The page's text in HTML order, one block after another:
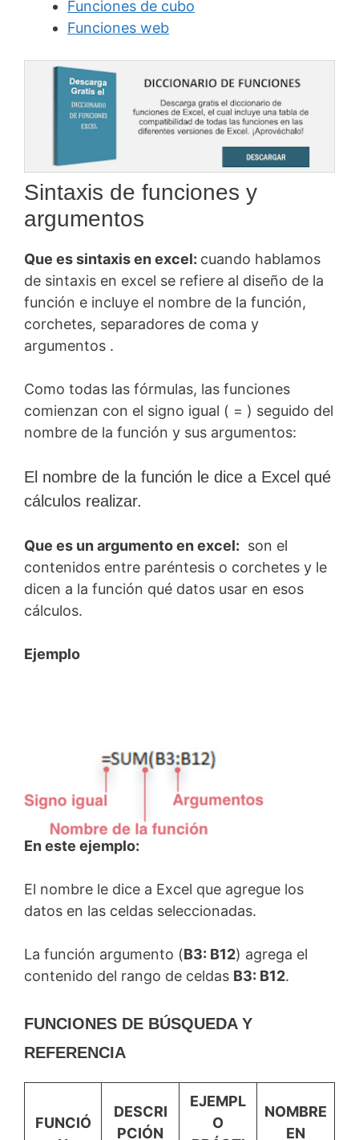
Funciones de cubo
Funciones web
Sintaxis de funciones y
argumentos
Que es sintaxis en excel: cuando hablamos
de sintaxis en excel se refiere al diseño de la
función e incluye el nombre de la función,
corchetes, separadores de coma y
argumentos .
Como todas las fórmulas, las funciones
comienzan con el signo igual ( = ) seguido del
nombre de la función y sus argumentos:
El nombre de la función le dice a Excel qué
cálculos realizar.
Que es un argumento en excel: son el
contenidos entre paréntesis o corchetes y le
dicen a la función qué datos usar en esos
cálculos.
Ejemplo
En este ejemplo:
El nombre le dice a Excel que agregue los
datos en las celdas seleccionadas.
La función argumento (B3: B12) agrega el
contenido del rango de celdas B3: B12.
FUNCIONES DE BÚSQUEDA Y
REFERENCIA
FUNCIÓ
DESCRI
PCIÓN
EJEMPL
O
NOMBRE
EN